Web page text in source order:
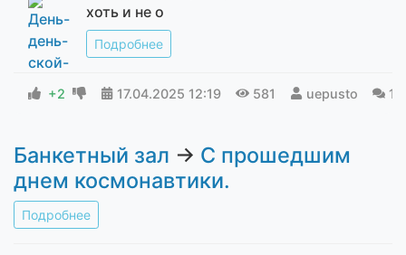
хоть и не о
Подробнее
+2 17.04.2025 12:19 581 uepusto 1
Банкетный зал → С прошедшим
днем космонавтики.
Подробнее